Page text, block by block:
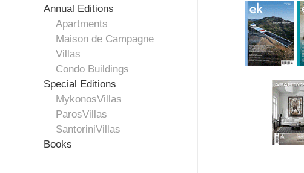
Annual Editions
Apartments
Maison de Campagne
Villas
Condo Buildings
Special Editions
MykonosVillas
ParosVillas
SantoriniVillas
Books